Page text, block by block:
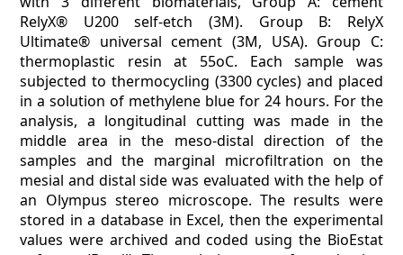
RelyX® U200 self-etch (3M). Group B: RelyX
Ultimate® universal cement (3M, USA). Group C:
thermoplastic resin at 55oC. Each sample was
subjected to thermocycling (3300 cycles) and placed
in a solution of methylene blue for 24 hours. For the
analysis, a longitudinal cutting was made in the
middle area in the meso-distal direction of the
samples and the marginal microfiltration on the
mesial and distal side was evaluated with the help of
an Olympus stereo microscope. The results were
stored in a database in Excel, then the experimental
values were archived and coded using the BioEstat